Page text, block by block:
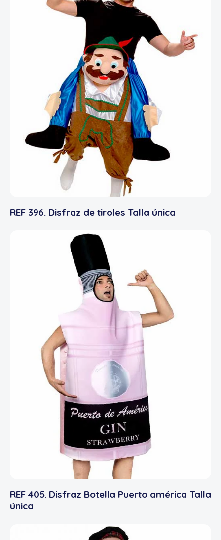
REF 396. Disfraz de tiroles Talla única
REF 405. Disfraz Botella Puerto américa Talla
única